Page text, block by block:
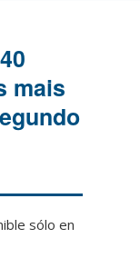
mais
sólo en